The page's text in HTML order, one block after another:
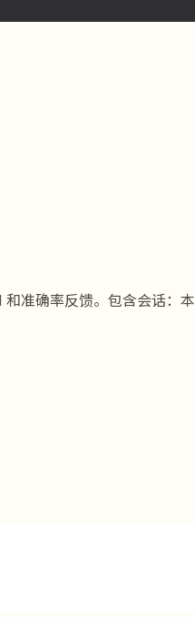
准确率反馈。包含会话：本